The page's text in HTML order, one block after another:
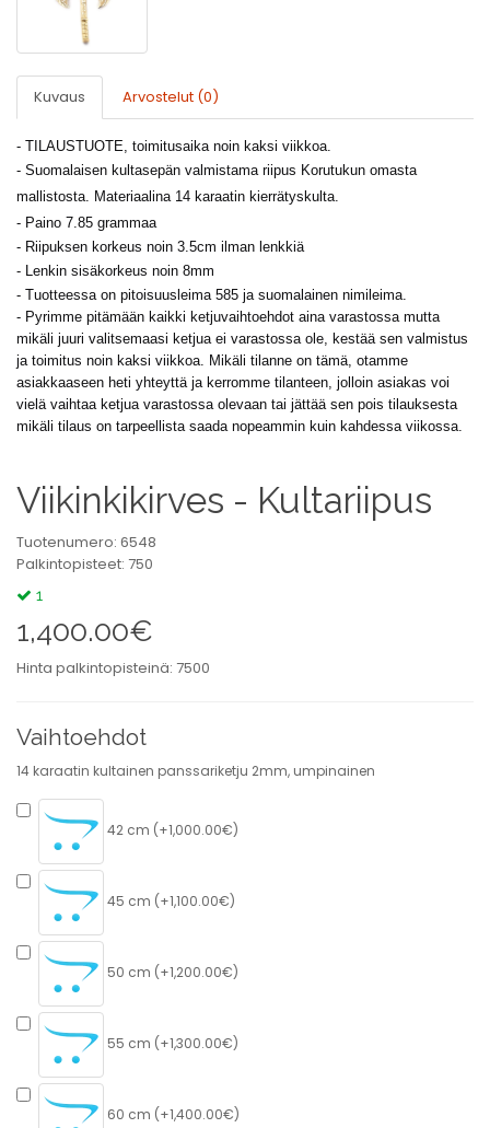
Kuvaus Arvostelut (0)
- TILAUSTUOTE, toimitusaika noin kaksi viikkoa.
- Suomalaisen kultasepän valmistama riipus Korutukun omasta
mallistosta. Materiaalina 14 karaatin kierrätyskulta.
- Paino 7.85 grammaa
- Riipuksen korkeus noin 3.5cm ilman lenkkiä
- Lenkin sisäkorkeus noin 8mm
- Tuotteessa on pitoisuusleima 585 ja suomalainen nimileima.
- Pyrimme pitämään kaikki ketjuvaihtoehdot aina varastossa mutta
mikäli juuri valitsemaasi ketjua ei varastossa ole, kestää sen valmistus
ja toimitus noin kaksi viikkoa. Mikäli tilanne on tämä, otamme
asiakkaaseen heti yhteyttä ja kerromme tilanteen, jolloin asiakas voi
vielä vaihtaa ketjua varastossa olevaan tai jättää sen pois tilauksesta
mikäli tilaus on tarpeellista saada nopeammin kuin kahdessa viikossa.
Viikinkikirves - Kultariipus
Tuotenumero: 6548
Palkintopisteet: 750
1
1,400.00€
Hinta palkintopisteinä: 7500
Vaihtoehdot
14 karaatin kultainen panssariketju 2mm, umpinainen
42 cm (+1,000.00€)
45 cm (+1,100.00€)
50 cm (+1,200.00€)
55 cm (+1,300.00€)
60 cm (+1,400.00€)